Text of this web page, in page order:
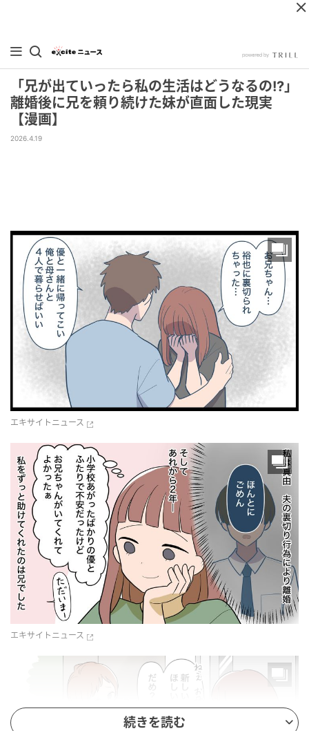
「兄が出ていったら私の生活はどうなるの!?」
離婚後に兄を頼り続けた妹が直面した現実
【漫画】
2026.4.19
エキサイトニュース
エキサイトニュース
続きを読む